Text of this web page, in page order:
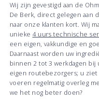
Wij zijn gevestigd aan de
De Berk, direct gelegen aan
naar onze klanten kort. Wij
unieke4 uurs technische
een eigen, vakkundige en
Daarnaast worden uw
binnen 2 tot 3 werkdagen
eigen routebezorgers; u
voeren regelmatig overleg
we het nog beter doen?